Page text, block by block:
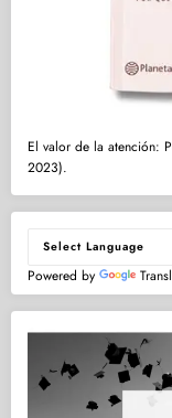
El valor de la atención:
2023).
Powered by